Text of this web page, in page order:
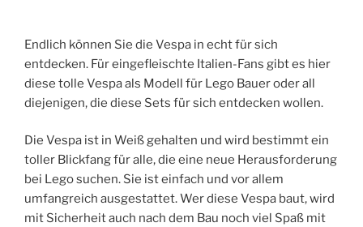
Endlich können Sie die Vespa in echt für sich
entdecken. Für eingefleischte Italien-Fans gibt es hier
diese tolle Vespa als Modell für Lego Bauer oder all
diejenigen, die diese Sets für sich entdecken wollen.
Die Vespa ist in Weiß gehalten und wird bestimmt ein
toller Blickfang für alle, die eine neue Herausforderung
bei Lego suchen. Sie ist einfach und vor allem
umfangreich ausgestattet. Wer diese Vespa baut, wird
mit Sicherheit auch nach dem Bau noch viel Spaß mit